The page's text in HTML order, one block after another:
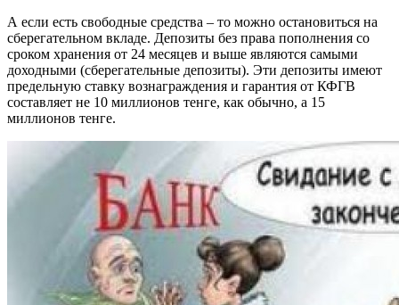
А если есть свободные средства – то можно остановиться на
сберегательном вкладе. Депозиты без права пополнения со
сроком хранения от 24 месяцев и выше являются самыми
доходными (сберегательные депозиты). Эти депозиты имеют
предельную ставку вознаграждения и гарантия от КФГВ
составляет не 10 миллионов тенге, как обычно, а 15
миллионов тенге.